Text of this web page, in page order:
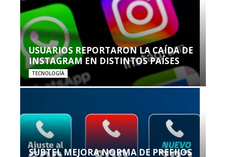
USUARIOS REPORTARON LA CAÍDA DE
INSTAGRAM EN DISTINTOS PAÍSES
TECNOLOGÍA
SUBTEL MEJORA NORMA DE PREFIJOS